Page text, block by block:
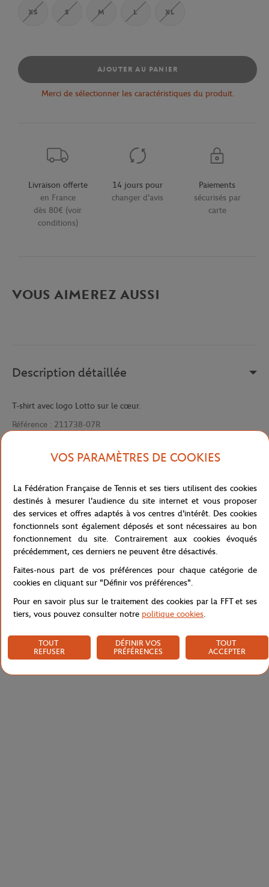
XS S M L XL
AJOUTER AU PANIER
Merci de sélectionner les caractéristiques du produit.
Livraison offerte
en France
dès 80€ (voir
conditions)
14 jours pour
changer d'avis
Paiements
sécurisés par
carte
VOUS AIMEREZ AUSSI
Description détaillée
T-shirt avec logo Lotto sur le cœur.
Référence : 211738-07R
Livraison et retours
VOS PARAMÈTRES DE COOKIES
La Fédération Française de Tennis et ses tiers utilisent des cookies
destinés à mesurer l'audience du site internet et vous proposer
des services et offres adaptés à vos centres d'intérêt. Des cookies
fonctionnels sont également déposés et sont nécessaires au bon
fonctionnement du site. Contrairement aux cookies évoqués
précédemment, ces derniers ne peuvent être désactivés.
Faites-nous part de vos préférences pour chaque catégorie de
cookies en cliquant sur "Définir vos préférences".
Pour en savoir plus sur le traitement des cookies par la FFT et ses
tiers, vous pouvez consulter notre politique cookies.
TOUT
REFUSER
DÉFINIR VOS
PRÉFÉRENCES
TOUT
ACCEPTER